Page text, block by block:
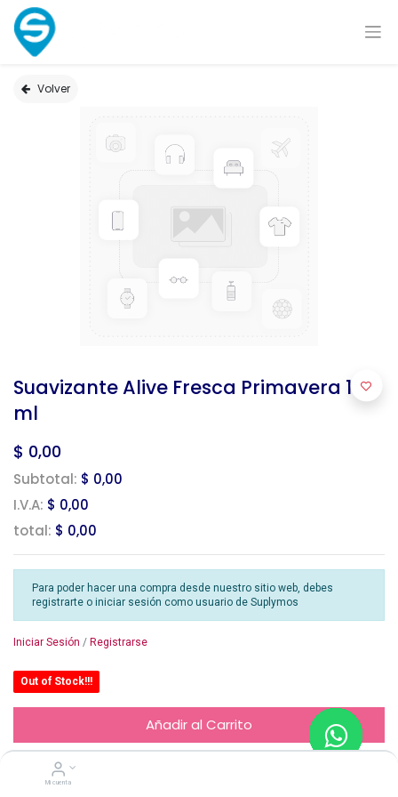
Mi cuenta
Volver
Suavizante Alive Fresca Primavera 180
ml
$ 0,00
Subtotal: $ 0,00
I.V.A: $ 0,00
total: $ 0,00
Para poder hacer una compra desde nuestro sitio web, debes
registrarte o iniciar sesión como usuario de Suplymos
Iniciar Sesión / Registrarse
Out of Stock!!!
Añadir al Carrito